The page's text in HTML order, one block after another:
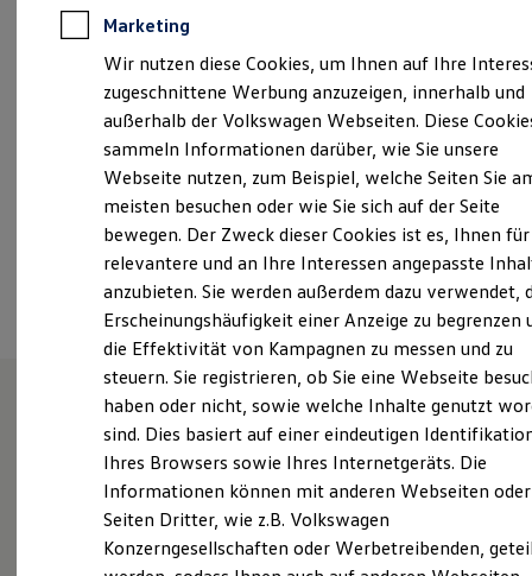
Elektroautos
ID. Tutorials
Elektrofahrzeugkonzepte
Reichweite
Reichweite der ID. Modelle
Reichweite im Winter
Laden
Laden unterwegs
Laden Zuhause
Ladestationen finden
Ladezeitensimulator
Batterie
Sicherheit
Garantie und Lebensdauer
Nachhaltigkeit
Technologie
Kosten und Kauf
Verbrauchskosten
Kaufoptionen
E-Auto-Förderung
Software und Konnektivität
ID. Software Versionen und Updates
Digitale Extras
Schnittstellen zu Ihrem ID.
info@autohaus-poser.de
Montag
Sonntag
Geschlossen
Ansprechpartner
Unsere Leistungenim
Überblick
Service
Marketing
Wir nutzen diese Cookies, um Ihnen auf Ihre
zugeschnittene Werbung anzuzeigen, innerhalb und
außerhalb der Volkswagen Webseiten. Diese
sammeln Informationen darüber, wie Sie unsere
Webseite nutzen, zum Beispiel, welche Seiten Sie
meisten besuchen oder wie Sie sich auf der Seite
bewegen. Der Zweck dieser Cookies ist es, Ihnen für
relevantere und an Ihre Interessen angepasste
anzubieten. Sie werden außerdem dazu verwendet,
Erscheinungshäufigkeit einer Anzeige zu begrenzen
die Effektivität von Kampagnen zu messen und zu
steuern. Sie registrieren, ob Sie eine Webseite
haben oder nicht, sowie welche Inhalte genutzt
sind. Dies basiert auf einer eindeutigen
Ihres Browsers sowie Ihres Internetgeräts. Die
Informationen können mit anderen Webseiten oder
Seiten Dritter, wie z.B. Volkswagen
Konzerngesellschaften oder Werbetreibenden,